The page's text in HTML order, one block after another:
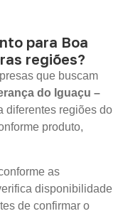
para Boa
regiões?
que buscam
do Iguaçu –
diferentes regiões do
produto,
as
disponibilidade
de confirmar o